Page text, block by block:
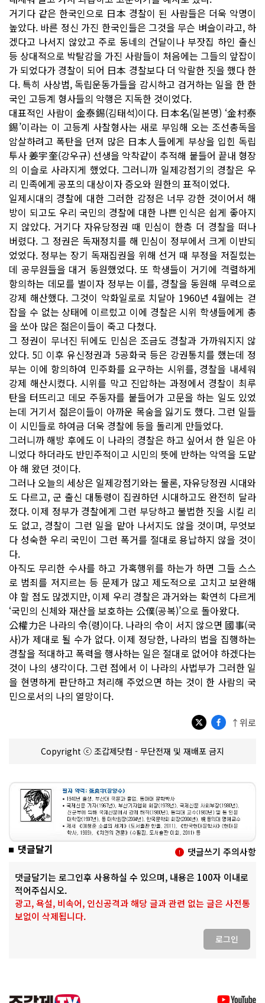
거기다 같은 한국인으로 日本 경찰이 된 사람들은 더욱 악명이
높았다. 바른 정신 가진 한국인들은 그것을 무슨 벼슬이라고, 하
겠다고 나서지 않았고 주로 동네의 건달이나 부잣집 하인 출신
등 상대적으로 박탈감을 가진 사람들이 처음에는 그들의 앞잡이
가 되었다가 경찰이 되어 日本 경찰보다 더 악랄한 짓을 했다 한
다. 특히 사상범, 독립운동가들을 감시하고 검거하는 일을 한 한
국인 고등계 형사들의 악행은 지독한 것이었다.
대표적인 사람이 金泰錫(김태석)이다. 日本名(일본명) ‘金村泰
錫’이라는 이 고등계 사찰형사는 새로 부임해 오는 조선총독을
암살하려고 폭탄을 던져 많은 日本人들에게 부상을 입힌 독립
투사 姜宇奎(강우규) 선생을 악착같이 추적해 붙들어 끝내 형장
의 이슬로 사라지게 했었다. 그러니까 일제강점기의 경찰은 우
리 민족에게 공포의 대상이자 증오와 원한의 표적이었다.
일제시대의 경찰에 대한 그러한 감정은 너무 강한 것이어서 해
방이 되고도 우리 국민의 경찰에 대한 나쁜 인식은 쉽게 좋아지
지 않았다. 거기다 자유당정권 때 민심이 한층 더 경찰을 떠나
버렸다. 그 정권은 독재정치를 해 민심이 정부에서 크게 이반되
었었다. 정부는 장기 독재집권을 위해 선거 때 부정을 저질렀는
데 공무원들을 대거 동원했었다. 또 학생들이 거기에 격렬하게
항의하는 데모를 벌이자 정부는 이를, 경찰을 동원해 무력으로
강제 해산했다. 그것이 악화일로로 치달아 1960년 4월에는 걷
잡을 수 없는 상태에 이르렀고 이에 경찰은 시위 학생들에게 총
을 쏘아 많은 젊은이들이 죽고 다쳤다.
그 정권이 무너진 뒤에도 민심은 조금도 경찰과 가까워지지 않
았다. 5󈸠 이후 유신정권과 5공화국 등은 강권통치를 했는데 정
부는 이에 항의하여 민주화를 요구하는 시위를, 경찰을 내세워
강제 해산시켰다. 시위를 막고 진압하는 과정에서 경찰이 최루
탄을 터뜨리고 데모 주동자를 붙들어가 고문을 하는 일도 있었
는데 거기서 젊은이들이 아까운 목숨을 잃기도 했다. 그런 일들
이 시민들로 하여금 더욱 경찰에 등을 돌리게 만들었다.
그러니까 해방 후에도 이 나라의 경찰은 하고 싶어서 한 일은 아
니었다 하더라도 반민주적이고 시민의 뜻에 반하는 악역을 도맡
아 해 왔던 것이다.
그러나 오늘의 세상은 일제강점기와는 물론, 자유당정권 시대와
도 다르고, 군 출신 대통령이 집권하던 시대하고도 완전히 달라
졌다. 이제 정부가 경찰에게 그런 부당하고 불법한 짓을 시킬 리
도 없고, 경찰이 그런 일을 맡아 나서지도 않을 것이며, 무엇보
다 성숙한 우리 국민이 그런 폭거를 절대로 용납하지 않을 것이
다.
아직도 무리한 수사를 하고 가혹행위를 하는가 하면 그들 스스
로 범죄를 저지르는 등 문제가 많고 제도적으로 고치고 보완해
야 할 점도 많겠지만, 이제 우리 경찰은 과거와는 확연히 다르게
‘국민의 신체와 재산을 보호하는 公僕(공복)’으로 돌아왔다.
公權力은 나라의 令(령)이다. 나라의 令이 서지 않으면 國事(국
사)가 제대로 될 수가 없다. 이제 정당한, 나라의 법을 집행하는
경찰을 적대하고 폭력을 행사하는 일은 절대로 없어야 하겠다는
것이 나의 생각이다. 그런 점에서 이 나라의 사법부가 그러한 일
을 현명하게 판단하고 처리해 주었으면 하는 것이 한 사람의 국
민으로서의 나의 열망이다.
↑위로
Copyright ⓒ 조갑제닷컴 - 무단전재 및 재배포 금지
댓글달기 댓글쓰기 주의사항
댓글달기는 로그인후 사용하실 수 있으며, 내용은 100자 이내로
적어주십시오.
광고, 욕설, 비속어, 인신공격과 해당 글과 관련 없는 글은 사전통
보없이 삭제됩니다.
로그인